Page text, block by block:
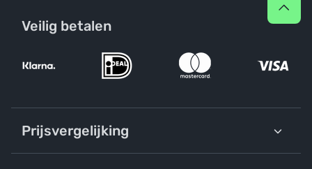
Veilig betalen
Prijsvergelijking